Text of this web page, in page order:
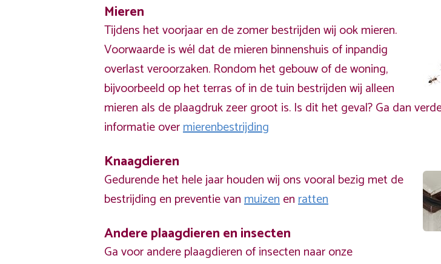
Mieren
Tijdens het voorjaar en de zomer bestrijden wij ook mieren.
Voorwaarde is wél dat de mieren binnenshuis of inpandig
overlast veroorzaken. Rondom het gebouw of de woning,
bijvoorbeeld op het terras of in de tuin bestrijden wij alleen
mieren als de plaagdruk zeer groot is. Is dit het geval? Ga dan
informatie overmierenbestrijding
Knaagdieren
Gedurende het hele jaar houden wij ons vooral bezig met de
bestrijding en preventie vanmuizenenratten
Andere plaagdieren en insecten
Ga voor andere plaagdieren of insecten naar onze